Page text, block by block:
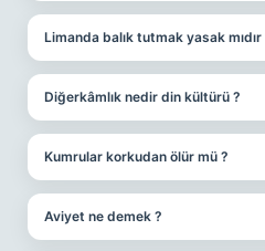
Limanda balık tutmak yasak mıdır
Diğerkâmlık nedir din kültürü ?
Kumrular korkudan ölür mü ?
Aviyet ne demek ?